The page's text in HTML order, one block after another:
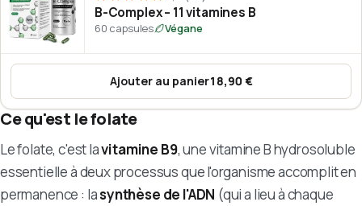
B-Complex – 11 vitamines B
60 capsules Végane
Ajouter au panier18,90 €
:B-Complex – 11 vitamines B
Ce qu'est le folate
Le folate, c'est lavitamine B9, une vitamine B hydrosoluble
essentielle à deux processus que l'organisme accomplit en
permanence : lasynthèse de l'ADN (qui a lieu à chaque